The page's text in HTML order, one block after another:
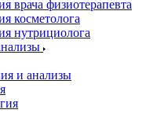
врача физиотерапевта
косметолога
нутрициолога
и анализы